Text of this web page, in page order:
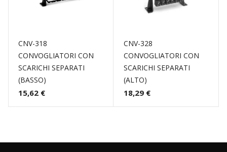
CNV-318
CONVOGLIATORI CON
SCARICHI SEPARATI
(BASSO)
15,62 €
CNV-328
CONVOGLIATORI CON
SCARICHI SEPARATI
(ALTO)
18,29 €